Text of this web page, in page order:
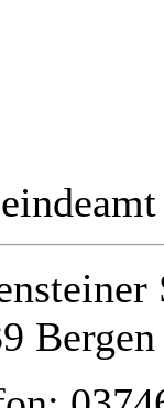
Bergen